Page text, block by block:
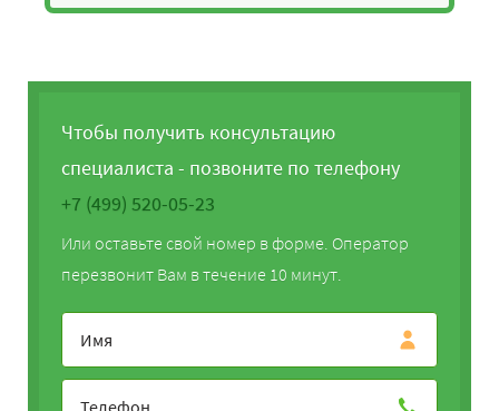
Чтобы получить консультацию
специалиста - позвоните по телефону
+7 (499) 520-05-23
Или оставьте свой номер в форме. Оператор
перезвонит Вам в течение 10 минут.